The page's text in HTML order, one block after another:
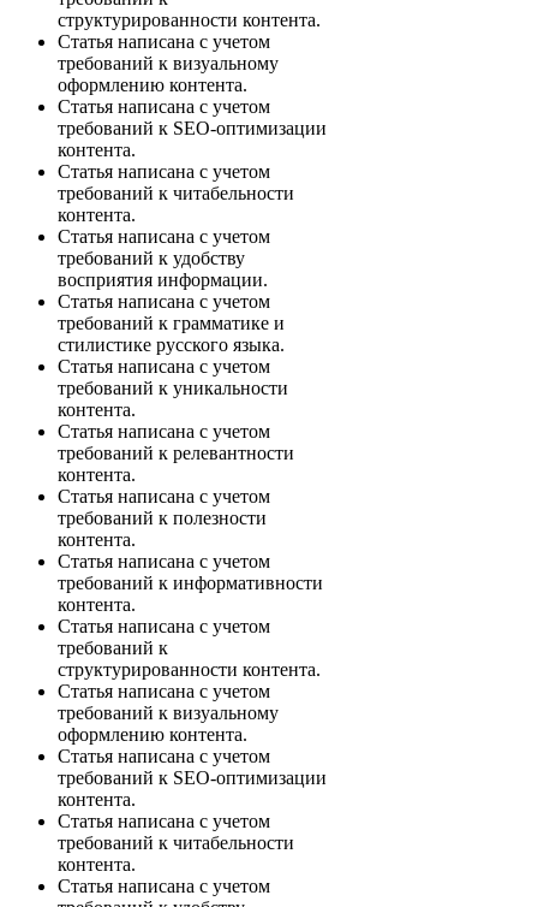
структурированности контента.
Статья написана с учетом
требований к визуальному
оформлению контента.
Статья написана с учетом
требований к SEO-оптимизации
контента.
Статья написана с учетом
требований к читабельности
контента.
Статья написана с учетом
требований к удобству
восприятия информации.
Статья написана с учетом
требований к грамматике и
стилистике русского языка.
Статья написана с учетом
требований к уникальности
контента.
Статья написана с учетом
требований к релевантности
контента.
Статья написана с учетом
требований к полезности
контента.
Статья написана с учетом
требований к информативности
контента.
Статья написана с учетом
требований к
структурированности контента.
Статья написана с учетом
требований к визуальному
оформлению контента.
Статья написана с учетом
требований к SEO-оптимизации
контента.
Статья написана с учетом
требований к читабельности
контента.
Статья написана с учетом